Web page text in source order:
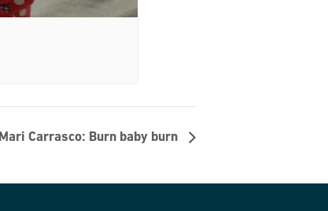
Mari Carrasco: Burn baby burn